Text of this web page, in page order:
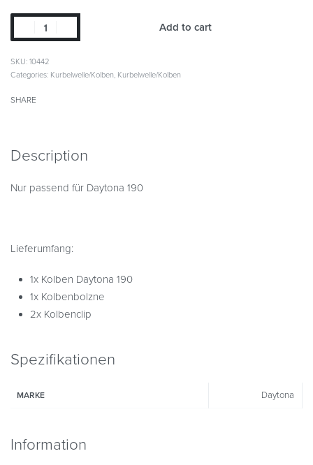
Add to cart
SKU: 10442
Categories: Kurbelwelle/Kolben, Kurbelwelle/Kolben
SHARE
Description
Nur passend für Daytona 190
Lieferumfang:
1x Kolben Daytona 190
1x Kolbenbolzne
2x Kolbenclip
Spezifikationen
MARKE Daytona
Information